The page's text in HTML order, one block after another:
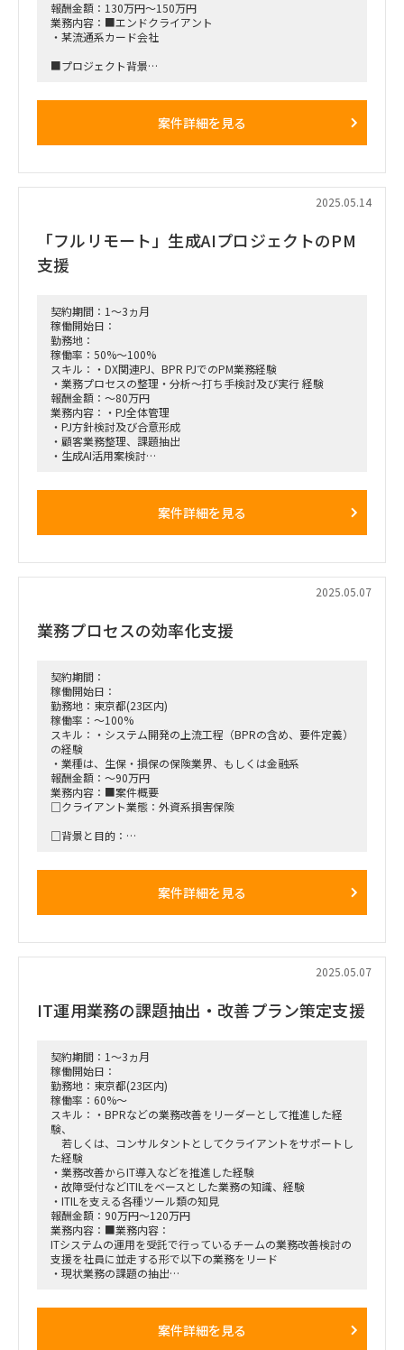
（予定、以降継続）
■稼働率：100％（調整可）
■働き方/勤務場所：オンサイト・リモートの組合せ オンサ
報酬金額：130万円～150万円
業務内容：■エンドクライアント
・某流通系カード会社
■プロジェクト背景
・その第一フェーズとして、現状調査（アセスメント）を起点
に構造改革の方向性を提言する進め方が検討されています。
■スケジュール感
・5月下旬〜6月上旬の開始想定
・期間：2〜3か月程度
■働き方：リモート・都内出社のハイブリッド（相談可能で
す）
案件詳細を見る
2025.05.14
「フルリモート」生成AIプロジェクトのPM
支援
契約期間：1～3ヵ月
稼働開始日：
勤務地：
稼働率：50%～100%
スキル：・DX関連PJ、BPR PJでのPM業務経験
・業務プロセスの整理・分析～打ち手検討及び実行 経験
報酬金額：～80万円
業務内容：・PJ全体管理
・PJ方針検討及び合意形成
・顧客業務整理、課題抽出
・生成AI活用案検討
案件詳細を見る
2025.05.07
業務プロセスの効率化支援
契約期間：
稼働開始日：
勤務地：東京都(23区内)
稼働率：～100%
スキル：・システム開発の上流工程（BPRの含め、要件定義）
の経験
・業種は、生保・損保の保険業界、もしくは金融系
報酬金額：～90万円
業務内容：■案件概要
□クライアント業態：外資系損害保険
□背景と目的：
業務プロセスの効率化、属人化解消を目的にBPRを行う。
可視化、手順化、引受判断基準の標準化→属人化解消、効率
□作業内容：BPRコンサルティング
はない（在宅と出勤）。長崎への出張（常駐ではない）がある
想定。
案件詳細を見る
2025.05.07
IT運用業務の課題抽出・改善プラン策定支援
契約期間：1～3ヵ月
稼働開始日：
勤務地：東京都(23区内)
稼働率：60%～
スキル：・BPRなどの業務改善をリーダーとして推進した経
験、
若しくは、コンサルタントとしてクライアントをサポートし
た経験
・業務改善からIT導入などを推進した経験
・故障受付などITILをベースとした業務の知識、経験
・ITILを支える各種ツール類の知見
報酬金額：90万円～120万円
業務内容：■業務内容：
ITシステムの運用を受託で行っているチームの業務改善検討の
支援を社員に並走する形で以下の業務をリード
・現状業務の課題の抽出
メント化をリードする案件詳細を見る